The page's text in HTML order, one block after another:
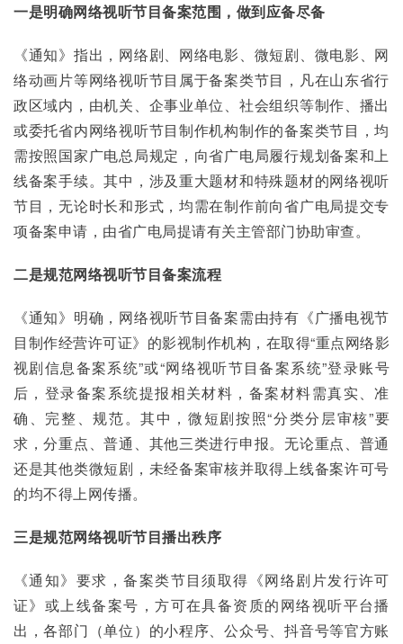
一是明确网络视听节目备案范围，做到应备尽备
《通知》指出，网络剧、网络电影、微短剧、微电影、网
络动画片等网络视听节目属于备案类节目，凡在山东省行
政区域内，由机关、企事业单位、社会组织等制作、播出
或委托省内网络视听节目制作机构制作的备案类节目，均
需按照国家广电总局规定，向省广电局履行规划备案和上
线备案手续。其中，涉及重大题材和特殊题材的网络视听
节目，无论时长和形式，均需在制作前向省广电局提交专
项备案申请，由省广电局提请有关主管部门协助审查。
二是规范网络视听节目备案流程
《通知》明确，网络视听节目备案需由持有《广播电视节
目制作经营许可证》的影视制作机构，在取得“重点网络影
视剧信息备案系统”或“网络视听节目备案系统”登录账号
后，登录备案系统提报相关材料，备案材料需真实、准
确、完整、规范。其中，微短剧按照“分类分层审核”要
求，分重点、普通、其他三类进行申报。无论重点、普通
还是其他类微短剧，未经备案审核并取得上线备案许可号
的均不得上网传播。
三是规范网络视听节目播出秩序
《通知》要求，备案类节目须取得《网络剧片发行许可
证》或上线备案号，方可在具备资质的网络视听平台播
出，各部门（单位）的小程序、公众号、抖音号等官方账